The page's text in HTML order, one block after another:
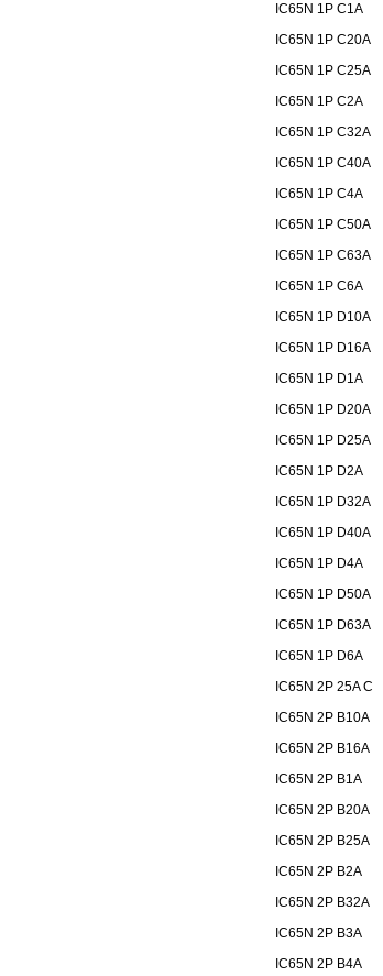
IC65N 1P C1A
IC65N 1P C20A
IC65N 1P C25A
IC65N 1P C2A
IC65N 1P C32A
IC65N 1P C40A
IC65N 1P C4A
IC65N 1P C50A
IC65N 1P C63A
IC65N 1P C6A
IC65N 1P D10A
IC65N 1P D16A
IC65N 1P D1A
IC65N 1P D20A
IC65N 1P D25A
IC65N 1P D2A
IC65N 1P D32A
IC65N 1P D40A
IC65N 1P D4A
IC65N 1P D50A
IC65N 1P D63A
IC65N 1P D6A
IC65N 2P 25A C
IC65N 2P B10A
IC65N 2P B16A
IC65N 2P B1A
IC65N 2P B20A
IC65N 2P B25A
IC65N 2P B2A
IC65N 2P B32A
IC65N 2P B3A
IC65N 2P B4A